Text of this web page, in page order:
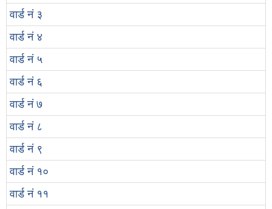
वार्ड नं ३
वार्ड नं ४
वार्ड नं ५
वार्ड नं ६
वार्ड नं ७
वार्ड नं ८
वार्ड नं ९
वार्ड नं १०
वार्ड नं ११